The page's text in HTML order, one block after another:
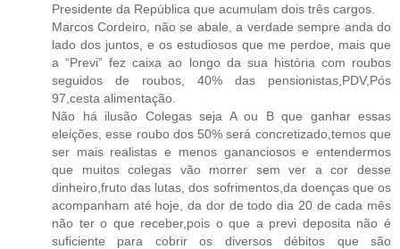
Presidente da República que acumulam dois três cargos.
Marcos Cordeiro, não se abale, a verdade sempre anda do
lado dos juntos, e os estudiosos que me perdoe, mais que
a “Previ” fez caixa ao longo da sua história com roubos
seguidos de roubos, 40% das pensionistas,PDV,Pós
97,cesta alimentação.
Não há ilusão Colegas seja A ou B que ganhar essas
eleições, esse roubo dos 50% será concretizado,temos que
ser mais realistas e menos gananciosos e entendermos
que muitos colegas vão morrer sem ver a cor desse
dinheiro,fruto das lutas, dos sofrimentos,da doenças que os
acompanham até hoje, da dor de todo dia 20 de cada mês
não ter o que receber,pois o que a previ deposita não é
suficiente para cobrir os diversos débitos que são